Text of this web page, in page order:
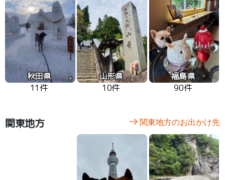
秋田県
11件
山形県
10件
福島県
90件
関東地方 関東地方のお出かけ先